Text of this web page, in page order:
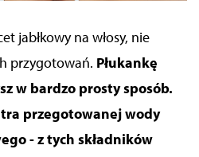
jabłkowy na włosy, nie
przygotowań. Płukankę
w bardzo prosty sposób.
przegotowanej wody
- z tych składników